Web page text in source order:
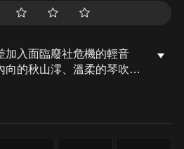
加入面臨廢社危機的輕音
向的秋山澪、溫柔的琴吹紬
加入，五人組成「放學後